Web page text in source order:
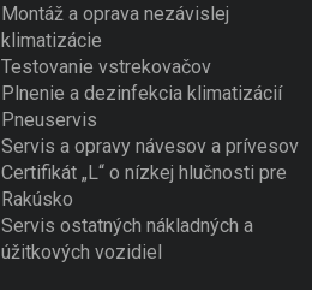
Montáž a oprava nezávislej
klimatizácie
Testovanie vstrekovačov
Plnenie a dezinfekcia klimatizácií
Pneuservis
Servis a opravy návesov a prívesov
Certifikát „L“ o nízkej hlučnosti pre
Rakúsko
Servis ostatných nákladných a
úžitkových vozidiel